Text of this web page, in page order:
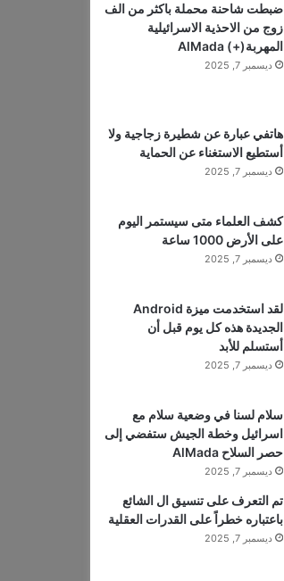
ضبطت شاحنة محملة باكثر من الف
زوج من الاحذية الاسرائيلية
المهربة(+) AlMada
ديسمبر 7, 2025
هاتفي عبارة عن شطيرة زجاجية ولا
أستطيع الاستغناء عن الحماية
ديسمبر 7, 2025
كشف العلماء متى سيستمر اليوم
على الأرض 1000 ساعة
ديسمبر 7, 2025
لقد استخدمت ميزة Android
الجديدة هذه كل يوم قبل أن
أستسلم للأبد
ديسمبر 7, 2025
سلام لسنا في وضعية سلام مع
اسرائيل وخطة الجيش ستفضي إلى
حصر السلاح AlMada
ديسمبر 7, 2025
تم التعرف على تنسيق ال الشائع
باعتباره خطراً على القدرات العقلية
ديسمبر 7, 2025